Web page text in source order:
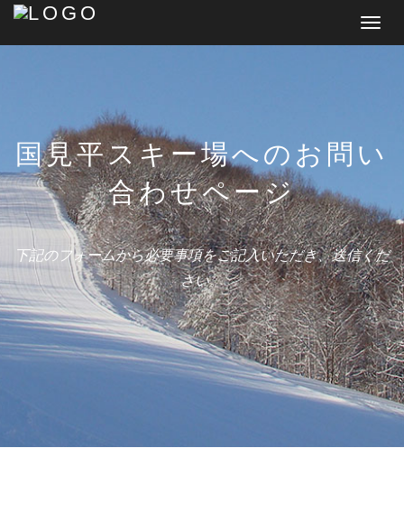
T
e
a
v
i
g
a
t
i
o
n
国見平スキー場へのお問い
合わせページ
下記のフォームから必要事項をご記入いただき、送信くだ
さい。